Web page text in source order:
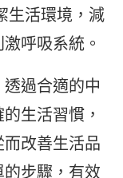
生活環境，減
呼吸系統。
過合適的中
生活習慣，
改善生活品
步驟，有效